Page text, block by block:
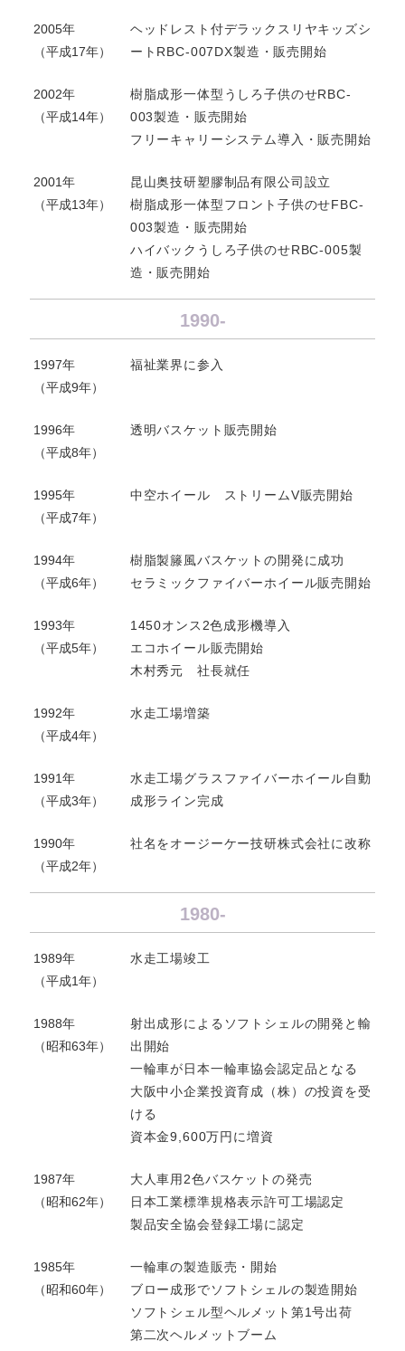
2005年
（平成17年）
ヘッドレスト付デラックスリヤキッズシ
ートRBC-007DX製造・販売開始
2002年
（平成14年）
樹脂成形一体型うしろ子供のせRBC-
003製造・販売開始
フリーキャリーシステム導入・販売開始
2001年
（平成13年）
昆山奥技研塑膠制品有限公司設立
樹脂成形一体型フロント子供のせFBC-
003製造・販売開始
ハイバックうしろ子供のせRBC-005製
造・販売開始
1990-
1997年
（平成9年）
福祉業界に参入
1996年
（平成8年）
透明バスケット販売開始
1995年
（平成7年）
中空ホイール ストリームV販売開始
1994年
（平成6年）
樹脂製籐風バスケットの開発に成功
セラミックファイバーホイール販売開始
1993年
（平成5年）
1450オンス2色成形機導入
エコホイール販売開始
木村秀元 社長就任
1992年
（平成4年）
水走工場増築
1991年
（平成3年）
水走工場グラスファイバーホイール自動
成形ライン完成
1990年
（平成2年）
社名をオージーケー技研株式会社に改称
1980-
1989年
（平成1年）
水走工場竣工
1988年
（昭和63年）
射出成形によるソフトシェルの開発と輸
出開始
一輪車が日本一輪車協会認定品となる
大阪中小企業投資育成（株）の投資を受
ける
資本金9,600万円に増資
1987年
（昭和62年）
大人車用2色バスケットの発売
日本工業標準規格表示許可工場認定
製品安全協会登録工場に認定
1985年
（昭和60年）
一輪車の製造販売・開始
ブロー成形でソフトシェルの製造開始
ソフトシェル型ヘルメット第1号出荷
第二次ヘルメットブーム